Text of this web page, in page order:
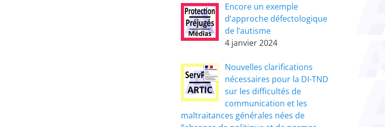
Encore un exemple
d’approche défectologique
de l’autisme
4 janvier 2024
Nouvelles clarifications
nécessaires pour la DI-TND
sur les difficultés de
communication et les
maltraitances générales nées de